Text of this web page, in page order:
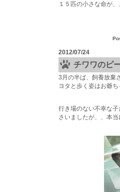
１５匹の小さな命が
2012/07/24
チワワのピ
3月の半ば、飼養放棄
ヨタと歩く姿はお爺
行き場のない不幸な
さいましたが、、本